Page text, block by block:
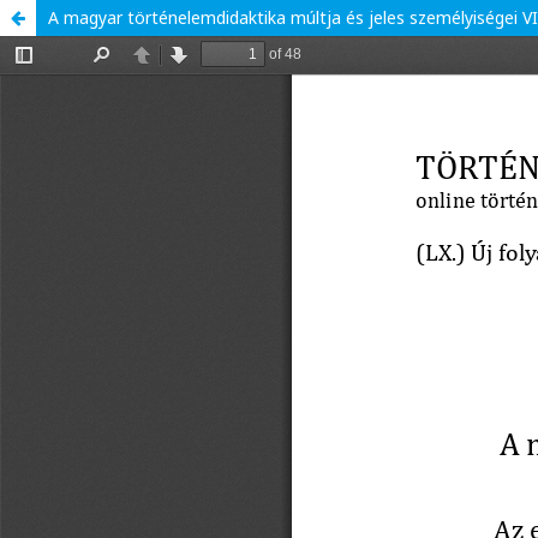
A magyar történelemdidaktika múltja és jeles személyiségei